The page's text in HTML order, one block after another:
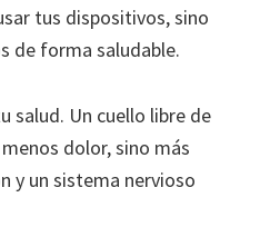
tus dispositivos, sino
de forma saludable.
salud. Un cuello libre de
dolor, sino más
y un sistema nervioso